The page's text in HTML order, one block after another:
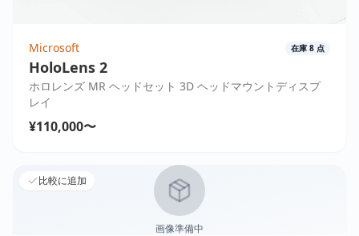
Microsoft 在庫 8 点
HoloLens 2
ホロレンズ MR ヘッドセット 3D ヘッドマウントディスプ
レイ
¥110,000〜
比較に追加
画像準備中